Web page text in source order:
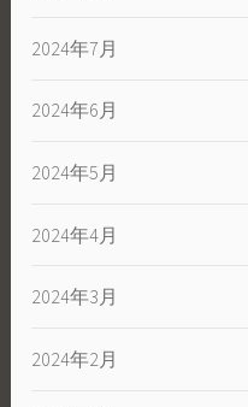
2024年7月
2024年6月
2024年5月
2024年4月
2024年3月
2024年2月